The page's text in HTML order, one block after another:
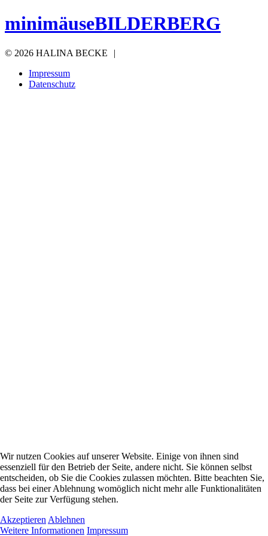
minimäuseBILDERBERG
© 2026 HALINA BECKE
|
Impressum
Datenschutz
Wir nutzen Cookies auf unserer Website. Einige von ihnen sind
essenziell für den Betrieb der Seite, andere nicht. Sie können selbst
entscheiden, ob Sie die Cookies zulassen möchten. Bitte beachten Sie,
dass bei einer Ablehnung womöglich nicht mehr alle Funktionalitäten
der Seite zur Verfügung stehen.
Akzeptieren Ablehnen
Weitere Informationen Impressum